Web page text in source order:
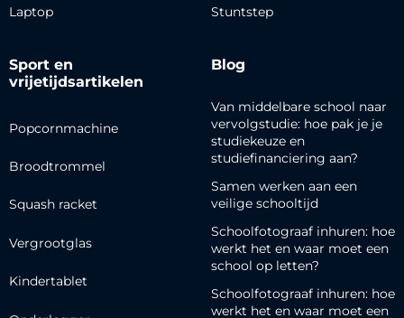
Laptop Stuntstep
Sport en
vrijetijdsartikelen
Popcornmachine
Broodtrommel
Squash racket
Vergrootglas
Kindertablet
Blog
Van middelbare school naar
vervolgstudie: hoe pak je je
studiekeuze en
studiefinanciering aan?
Samen werken aan een
veilige schooltijd
Schoolfotograaf inhuren: hoe
werkt het en waar moet een
school op letten?
Schoolfotograaf inhuren: hoe
werkt het en waar moet een